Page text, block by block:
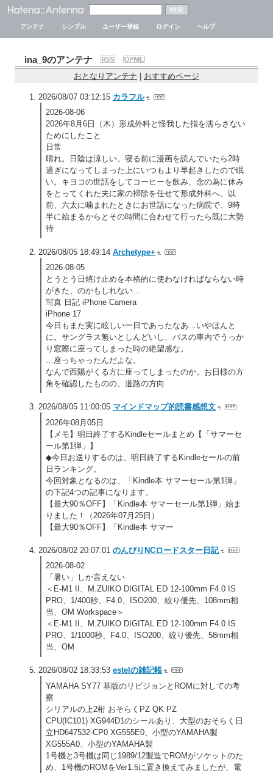
アンテナ シンプル ユーザー登録 ログイン ヘルプ
ina_9のアンテナ
おとなりアンテナ | おすすめページ
2026/08/07 03:12:15 カラフル
2026-08-06
2026年8月6日（木）形成外科と怪我した指を濡らさない
ためにしたこと
日常
晴れ。日陰は涼しい。寝る前に漫画を読んでいたら2時
過ぎになってしまった上にいつもより早起きしたので眠
い。キヨコの世話をしてコーヒーを飲み、念の為に休み
をとってくれた夫に家の掃除を任せて形成外科へ。以
前、六太に噛まれたときにお世話になった病院で、9時
半に始まるからとその時間に合わせて行ったら既に大勢
待
2026/08/05 18:49:14 Archetype+
2026-08-05
とうとう日焼け止めを本格的に使わなければならない時
がきた、のかもしれない…
写真 日記 iPhone Camera
iPhone 17
今日もまた実に眩しい一日であったなあ…いやほんと
に。サングラス無いとしんどいし、バスの車内でうっか
り窓際に座ってしまった時の絶望感な。
…座っちゃったんだよな。
なんで西陽がくる方に座ってしまったのか。お日様の方
角を確認したものの、道路の方向
2026/08/05 11:00:05 マインドマップ的読書感想文
2026年08月05日
【メモ】明日終了するKindleセールまとめ【「サマーセ
ール第1弾」】
◆今日お送りするのは、明日終了するKindleセールの前
日ランキング。
今回対象となるのは、「Kindle本 サマーセール第1弾」
の下記4つの記事になります。
【最大90％OFF】「Kindle本 サマーセール第1弾」始ま
りました！（2026年07月25日）
【最大90％OFF】「Kindle本 サマー
2026/08/02 20:07:01 のんびりNCロードスター日記
2026-08-02
「暑い」しか言えない
＜E-M1 II、M.ZUIKO DIGITAL ED 12-100mm F4.0 IS
PRO、1/400秒、F4.0、ISO200、絞り優先、108mm相
当、OM Workspace＞
＜E-M1 II、M.ZUIKO DIGITAL ED 12-100mm F4.0 IS
PRO、1/1000秒、F4.0、ISO200、絞り優先、58mm相
当、OM
2026/08/02 18:33:53 estelの雑記帳
YAMAHA SY77 基版のリビジョンとROMに対しての考
察
シリアルの上2桁 おそらくPZ QK PZ
CPU(IC101) XG944D1のシールあり、大型のおそらく日
立HD647532-CP0 XG555E0、小型のYAMAHA製
XG555A0、小型のYAMAHA製
1号機と3号機は同じ1989/12製造でROMがソケットのた
め、1号機のROMをVer1.5に置き換えてみましたが、電